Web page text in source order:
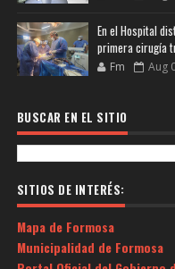
En el Hospital
primera cirugía
Fm Aug
BUSCAR EN EL SITIO
SITIOS DE INTERÉS:
Mapa de Formosa
Municipalidad de Formosa